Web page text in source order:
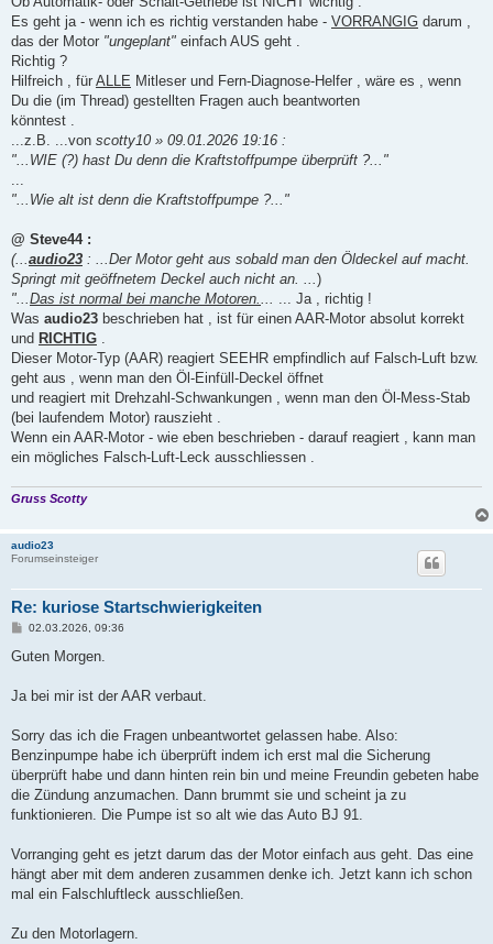
Es geht ja - wenn ich es richtig verstanden habe - VORRANGIG darum ,
das der Motor "ungeplant" einfach AUS geht .
Richtig ?
Hilfreich , für ALLE Mitleser und Fern-Diagnose-Helfer , wäre es , wenn
Du die (im Thread) gestellten Fragen auch beantworten
könntest .
...z.B. ...von scotty10 » 09.01.2026 19:16 :
"...WIE (?) hast Du denn die Kraftstoffpumpe überprüft ?..."
"...Wie alt ist denn die Kraftstoffpumpe ?..."
@ Steve44 :
(... audio23 : ...Der Motor geht aus sobald man den Öldeckel auf macht.
Springt mit geöffnetem Deckel auch nicht an. ... )
"... Das ist normal bei manche Motoren.
... Ja , richtig !
Was audio23 beschrieben hat , ist für einen AAR-Motor absolut korrekt
und RICHTIG
Dieser Motor-Typ (AAR) reagiert SEEHR empfindlich auf Falsch-Luft bzw.
geht aus , wenn man den Öl-Einfüll-Deckel öffnet
und reagiert mit Drehzahl-Schwankungen , wenn man den Öl-Mess-Stab
(bei laufendem Motor) rauszieht .
Wenn ein AAR-Motor - wie eben beschrieben - darauf reagiert , kann man
ein mögliches Falsch-Luft-Leck ausschliessen .
Gruss Scotty
audio23
Forumseinsteiger
Re: kuriose Startschwierigkeiten
B
i
a
02.03.2026, 09:36
Guten Morgen.
Ja bei mir ist der AAR verbaut.
Sorry das ich die Fragen unbeantwortet gelassen habe. Also:
Benzinpumpe habe ich überprüft indem ich erst mal die Sicherung
überprüft habe und dann hinten rein bin und meine Freundin gebeten habe
die Zündung anzumachen. Dann brummt sie und scheint ja zu
funktionieren. Die Pumpe ist so alt wie das Auto BJ 91.
Vorranging geht es jetzt darum das der Motor einfach aus geht. Das eine
hängt aber mit dem anderen zusammen denke ich. Jetzt kann ich schon
mal ein Falschluftleck ausschließen.
Zu den Motorlagern.